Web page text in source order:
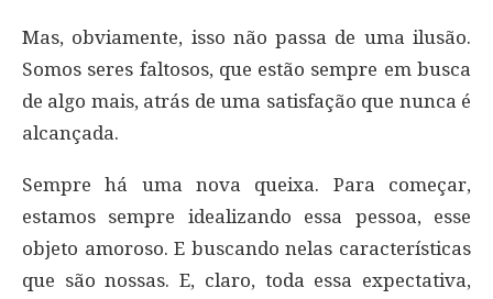
Mas, obviamente, isso não passa de uma ilusão.
Somos seres faltosos, que estão sempre em busca
de algo mais, atrás de uma satisfação que nunca é
alcançada.
Sempre há uma nova queixa. Para começar,
estamos sempre idealizando essa pessoa, esse
objeto amoroso. E buscando nelas características
que são nossas. E, claro, toda essa expectativa,